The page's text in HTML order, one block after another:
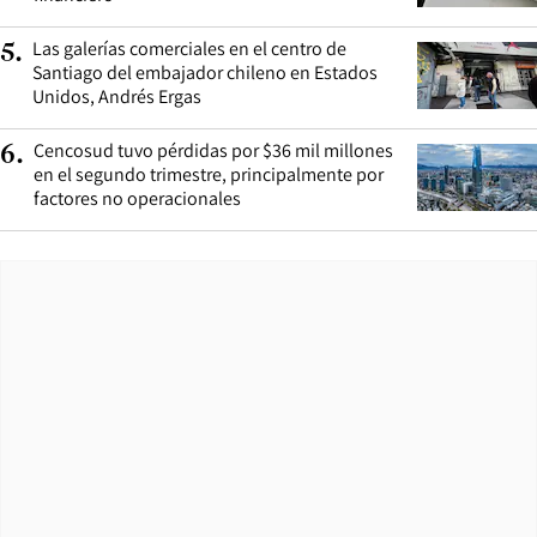
5. Las galerías comerciales en el centro de
Santiago del embajador chileno en Estados
Unidos, Andrés Ergas
6. Cencosud tuvo pérdidas por $36 mil millones
en el segundo trimestre, principalmente por
factores no operacionales